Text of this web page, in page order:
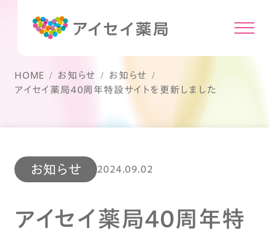
HOME お知らせ
お知らせ
アイセイ薬局40周年特設サイトを更新しました
お知らせ 2024.09.02
アイセイ薬局40周年特